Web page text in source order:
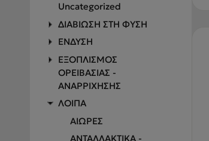
Uncategorized
ΔΙΑΒΙΩΣΗ ΣΤΗ ΦΥΣΗ
ΕΝΔΥΣΗ
ΕΞΟΠΛΙΣΜΟΣ
ΟΡΕΙΒΑΣΙΑΣ -
ΑΝΑΡΡΙΧΗΣΗΣ
ΛΟΙΠΑ
ΑΙΩΡΕΣ
ΑΝΤΑΛΛΑΚΤΙΚΑ -